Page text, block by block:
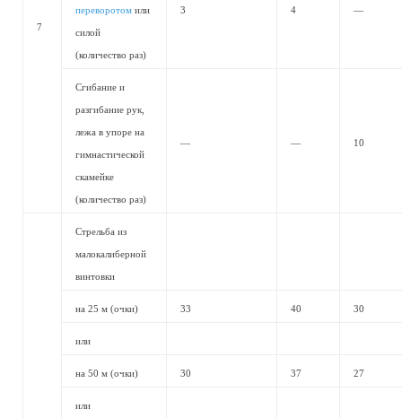
7
переворотом или
силой
(количество раз)
3 4 —
Сгибание и
разгибание рук,
лежа в упоре на
гимнастической
скамейке
(количество раз)
— — 10
Стрельба из
малокалиберной
винтовки
на 25 м (очки) 33 40 30
или
на 50 м (очки) 30 37 27
или